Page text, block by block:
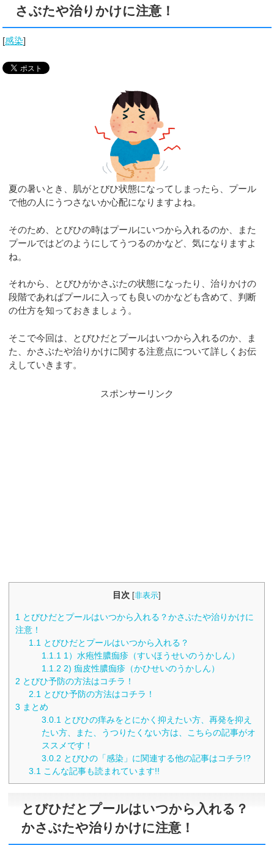
さぶたや治りかけに注意！
[感染]
夏の暑いとき、肌がとびひ状態になってしまったら、プール
で他の人にうつさないか心配になりますよね。
そのため、とびひの時はプールにいつから入れるのか、また
プールではどのようにしてうつるのかなど、気になりますよ
ね。
それから、とびひがかさぶたの状態になったり、治りかけの
段階であればプールに入っても良いのかなども含めて、判断
の仕方を知っておきましょう。
そこで今回は、とびひだとプールはいつから入れるのか、ま
た、かさぶたや治りかけに関する注意点について詳しくお伝
えしていきます。
スポンサーリンク
目次 [非表示]
1 とびひだとプールはいつから入れる？かさぶたや治りかけに
注意！
1.1 とびひだとプールはいつから入れる？
1.1.1 1）水疱性膿痂疹（すいほうせいのうかしん）
1.1.2 2) 痂皮性膿痂疹（かひせいのうかしん）
2 とびひ予防の方法はコチラ！
2.1 とびひ予防の方法はコチラ！
3 まとめ
3.0.1 とびひの痒みをとにかく抑えたい方、再発を抑え
たい方、また、うつりたくない方は、こちらの記事がオ
ススメです！
3.0.2 とびひの「感染」に関連する他の記事はコチラ!?
3.1 こんな記事も読まれています!!
とびひだとプールはいつから入れる？
かさぶたや治りかけに注意！